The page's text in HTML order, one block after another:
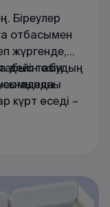
Біреулер
отбасымен
жүргенде,
табудың
күрт өседі –
өзін
идеяны